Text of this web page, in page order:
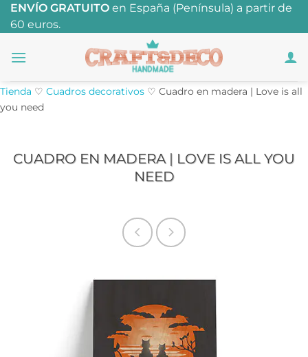
Saltar
ENVÍO GRATUITO en España (Península) a partir de
60 euros.
Tienda ♡ Cuadros decorativos ♡ Cuadro en madera | Love is all
you need
CUADRO EN MADERA | LOVE IS ALL YOU
NEED